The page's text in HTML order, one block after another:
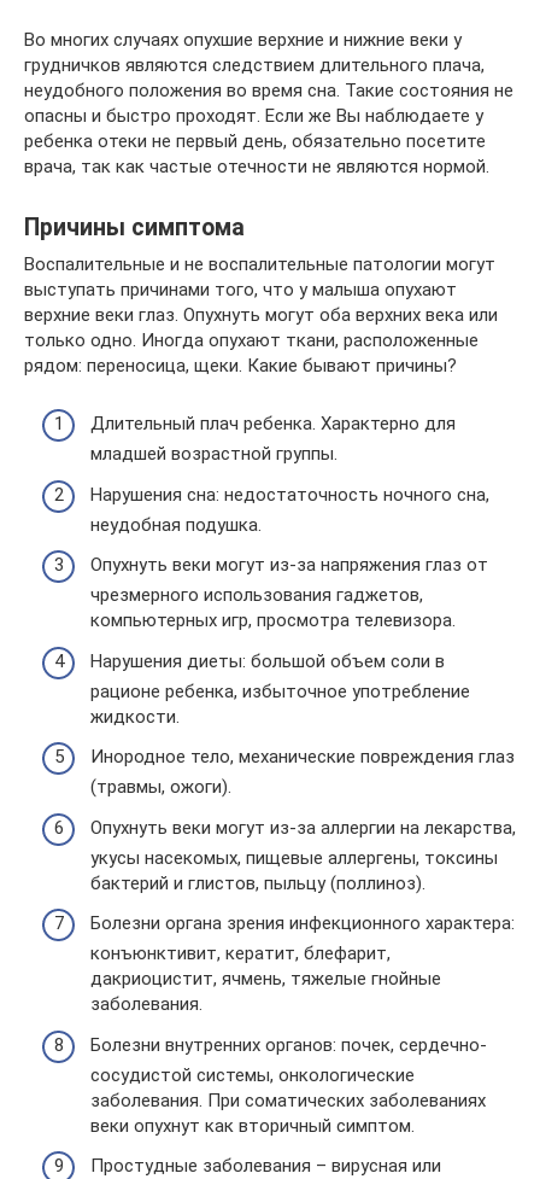
Во многих случаях опухшие верхние и нижние веки у
грудничков являются следствием длительного плача,
неудобного положения во время сна. Такие состояния не
опасны и быстро проходят. Если же Вы наблюдаете у
ребенка отеки не первый день, обязательно посетите
врача, так как частые отечности не являются нормой.
Причины симптома
Воспалительные и не воспалительные патологии могут
выступать причинами того, что у малыша опухают
верхние веки глаз. Опухнуть могут оба верхних века или
только одно. Иногда опухают ткани, расположенные
рядом: переносица, щеки. Какие бывают причины?
Длительный плач ребенка. Характерно для
младшей возрастной группы.
Нарушения сна: недостаточность ночного сна,
неудобная подушка.
Опухнуть веки могут из-за напряжения глаз от
чрезмерного использования гаджетов,
компьютерных игр, просмотра телевизора.
Нарушения диеты: большой объем соли в
рационе ребенка, избыточное употребление
жидкости.
Инородное тело, механические повреждения глаз
(травмы, ожоги).
Опухнуть веки могут из-за аллергии на лекарства,
укусы насекомых, пищевые аллергены, токсины
бактерий и глистов, пыльцу (поллиноз).
Болезни органа зрения инфекционного характера:
конъюнктивит, кератит, блефарит,
дакриоцистит, ячмень, тяжелые гнойные
заболевания.
Болезни внутренних органов: почек, сердечно-
сосудистой системы, онкологические
заболевания. При соматических заболеваниях
веки опухнут как вторичный симптом.
Простудные заболевания – вирусная или